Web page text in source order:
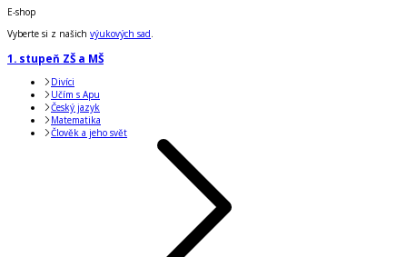
E-shop
Vyberte si z našich výukových sad.
1. stupeň ZŠ a MŠ
Divíci
Učím s Apu
Český jazyk
Matematika
Člověk a jeho svět